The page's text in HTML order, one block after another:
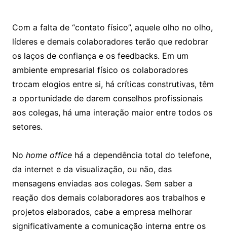
Com a falta de “contato físico”, aquele olho no olho,
líderes e demais colaboradores terão que redobrar
os laços de confiança e os feedbacks. Em um
ambiente empresarial físico os colaboradores
trocam elogios entre si, há críticas construtivas, têm
a oportunidade de darem conselhos profissionais
aos colegas, há uma interação maior entre todos os
setores.
No home officehá a dependência total do telefone,
da internet e da visualização, ou não, das
mensagens enviadas aos colegas. Sem saber a
reação dos demais colaboradores aos trabalhos e
projetos elaborados, cabe a empresa melhorar
significativamente a comunicação interna entre os